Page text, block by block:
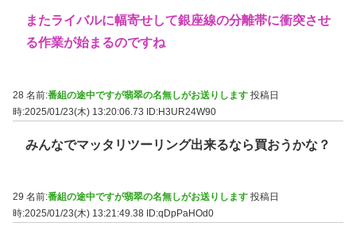
またライバルに幅寄せして銀座線の分離帯に衝突させ
る作業が始まるのですね
28 名前:番組の途中ですが翡翠の名無しがお送りします 投稿日
時:2025/01/23(木) 13:20:06.73 ID:H3UR24W90
みんなでマッタリツーリング出来るなら買おうかな？
29 名前:番組の途中ですが翡翠の名無しがお送りします 投稿日
時:2025/01/23(木) 13:21:49.38 ID:qDpPaHOd0